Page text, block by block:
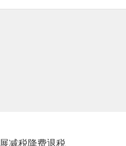
减税降费退税